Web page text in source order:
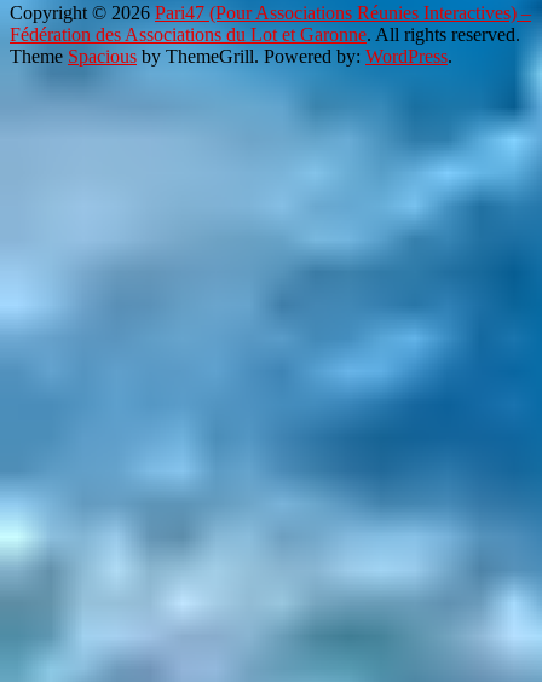
Copyright © 2026 Pari47 (Pour Associations Réunies Interactives) –
Fédération des Associations du Lot et Garonne. All rights reserved.
Theme Spacious by ThemeGrill. Powered by: WordPress.